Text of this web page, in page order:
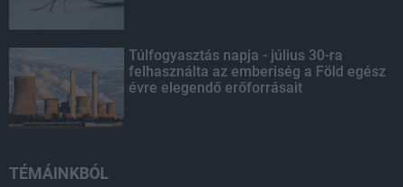
Túlfogyasztás napja - július 30-ra
felhasználta az emberiség a Föld egész
évre elegendő erőforrásait
TÉMÁINKBÓL